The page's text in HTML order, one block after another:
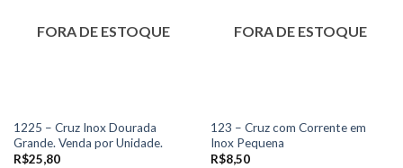
FORA DE ESTOQUE
1225 – Cruz Inox Dourada
Grande. Venda por Unidade.
R$25,80
FORA DE ESTOQUE
123 – Cruz com Corrente em
Inox Pequena
R$8,50